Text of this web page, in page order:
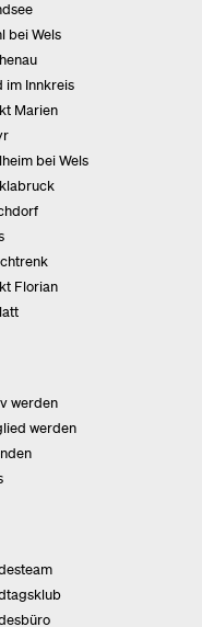
bei Wels
im Innkreis
Marien
bei Wels
Florian
werden
werden